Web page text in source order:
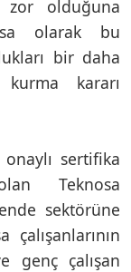
olduğuna
olarak bu
bir daha
kararı
onaylı sertifika
Teknosa
sektörüne
genç çalışan